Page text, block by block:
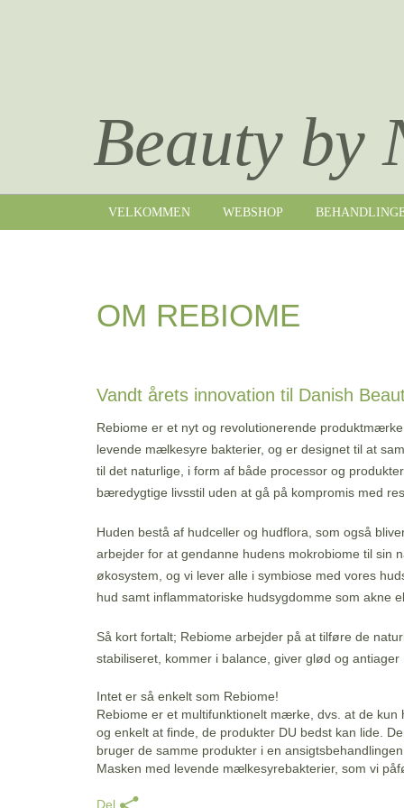
Beauty by
VELKOMMEN WEBSHOP
OM REBIOME
Vandt årets innovation til Danish
Rebiome er et nyt og revolutionerende
levende mælkesyre bakterier, og er designet til at
til det naturlige, i form af både processor og
bæredygtige livsstil uden at gå på kompromis med
Huden bestå af hudceller og hudflora, som også
arbejder for at gendanne hudens mokrobiome til sin
økosystem, og vi lever alle i symbiose med vores
hud samt inflammatoriske hudsygdomme som akne
Så kort fortalt; Rebiome arbejder på at tilføre de
stabiliseret, kommer i balance, giver glød og antiager
Intet er så enkelt som Rebiome!
Rebiome er et multifunktionelt mærke, dvs. at de
og enkelt at finde, de produkter DU bedst kan lide.
bruger de samme produkter i en
Masken med levende mælkesyrebakterier, som vi
Del